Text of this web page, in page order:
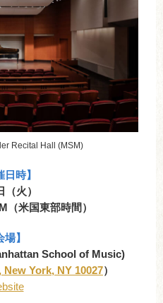
Recital Hall (MSM)
日時】
（火）
（米国東部時間）
場】
School of Music)
New York, NY 10027）